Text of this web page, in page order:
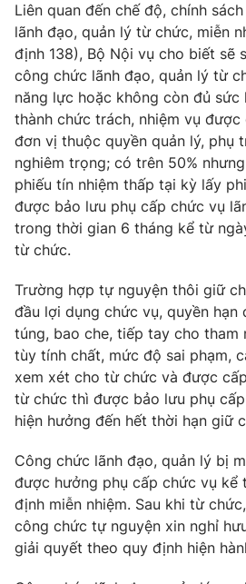
Liên quan đến chế độ, chính
lãnh đạo, quản lý từ chức, miễn
định 138), Bộ Nội vụ cho biết sẽ
công chức lãnh đạo, quản lý từ
năng lực hoặc không còn đủ sức
thành chức trách, nhiệm vụ được
đơn vị thuộc quyền quản lý, phụ
nghiêm trọng; có trên 50%
phiếu tín nhiệm thấp tại kỳ lấy
được bảo lưu phụ cấp chức vụ
trong thời gian 6 tháng kể từ
từ chức.
Trường hợp tự nguyện thôi giữ
đầu lợi dụng chức vụ, quyền hạn
túng, bao che, tiếp tay cho tham
tùy tính chất, mức độ sai phạm,
xem xét cho từ chức và được
từ chức thì được bảo lưu phụ
hiện hưởng đến hết thời hạn giữ
Công chức lãnh đạo, quản lý bị
được hưởng phụ cấp chức vụ kể
định miễn nhiệm. Sau khi từ
công chức tự nguyện xin nghỉ
giải quyết theo quy định hiện